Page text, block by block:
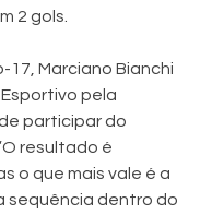
2 gols.
17, Marciano Bianchi
pela
participar do
resultado é
o que mais vale é a
sequência dentro do